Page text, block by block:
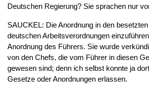
Deutschen Regierung? Sie sprachen nur
SAUCKEL: Die Anordnung in den
deutschen Arbeitsverordnungen
Anordnung des Führers. Sie wurde
von den Chefs, die vom Führer in diesen
gewesen sind; denn ich selbst konnte ja
Gesetze oder Anordnungen erlassen.